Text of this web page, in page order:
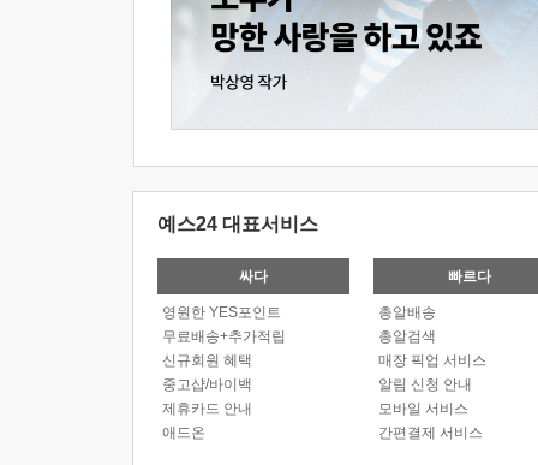
예스24 대표서비스
싸다
영원한 YES포인트
무료배송+추가적립
신규회원 혜택
중고샵/바이백
제휴카드 안내
애드온
빠르다
총알배송
총알검색
매장 픽업 서비스
알림 신청 안내
모바일 서비스
간편결제 서비스